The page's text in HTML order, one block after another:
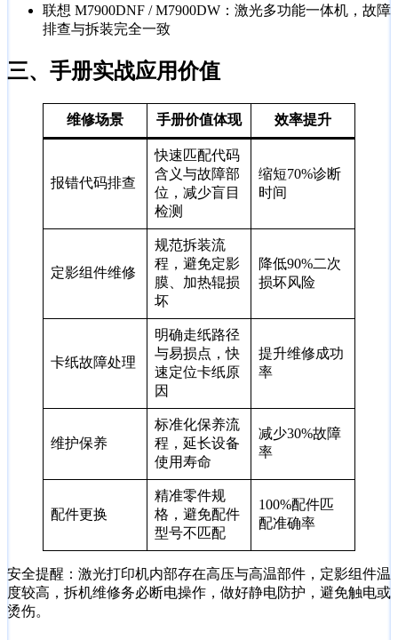
联想 M7900DNF / M7900DW：激光多功能一体机，故障
排查与拆装完全一致
三、手册实战应用价值
维修场景 手册价值体现 效率提升
报错代码排查
快速匹配代码
含义与故障部
位，减少盲目
检测
缩短70%诊断
时间
定影组件维修
规范拆装流
程，避免定影
膜、加热辊损
坏
降低90%二次
损坏风险
卡纸故障处理
明确走纸路径
与易损点，快
速定位卡纸原
因
提升维修成功
率
维护保养
标准化保养流
程，延长设备
使用寿命
减少30%故障
率
配件更换
精准零件规
格，避免配件
型号不匹配
100%配件匹
配准确率
安全提醒：激光打印机内部存在高压与高温部件，定影组件温
度较高，拆机维修务必断电操作，做好静电防护，避免触电或
烫伤。